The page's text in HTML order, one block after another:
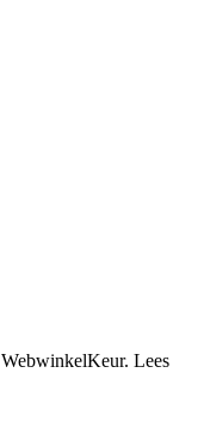
WebwinkelKeur. Lees